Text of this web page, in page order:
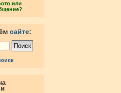
или
сайте: